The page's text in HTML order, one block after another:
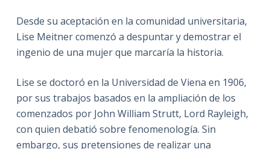
Desde su aceptación en la comunidad universitaria,
Lise Meitner comenzó a despuntar y demostrar el
ingenio de una mujer que marcaría la historia.
Lise se doctoró en la Universidad de Viena en 1906,
por sus trabajos basados en la ampliación de los
comenzados por John William Strutt, Lord Rayleigh,
con quien debatió sobre fenomenología. Sin
embargo, sus pretensiones de realizar una